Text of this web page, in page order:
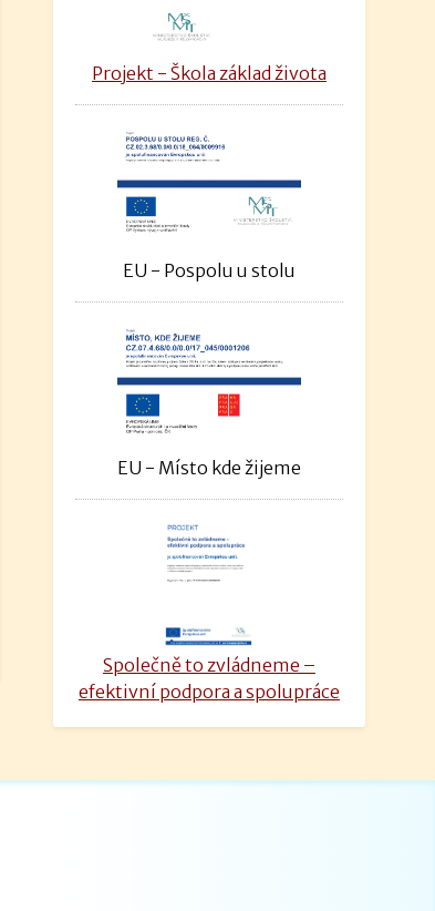
Projekt - Škola základ života
EU - Pospolu u stolu
EU - Místo kde žijeme
Společně to zvládneme –
efektivní podpora a spolupráce